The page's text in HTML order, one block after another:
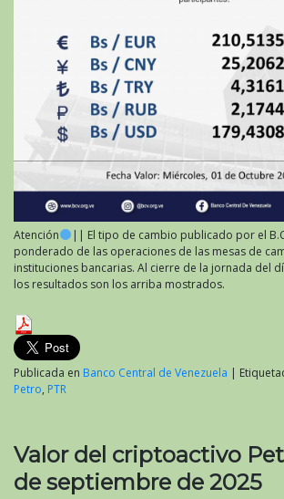
Atención
|| El tipo de cambio publicado por el
ponderado de las operaciones de las mesas de
instituciones bancarias. Al cierre de la jornada del
los resultados son los arriba mostrados.
Publicada en Banco Central de Venezuela |
Petro, PTR
Valor del criptoactivo
de septiembre de 2025